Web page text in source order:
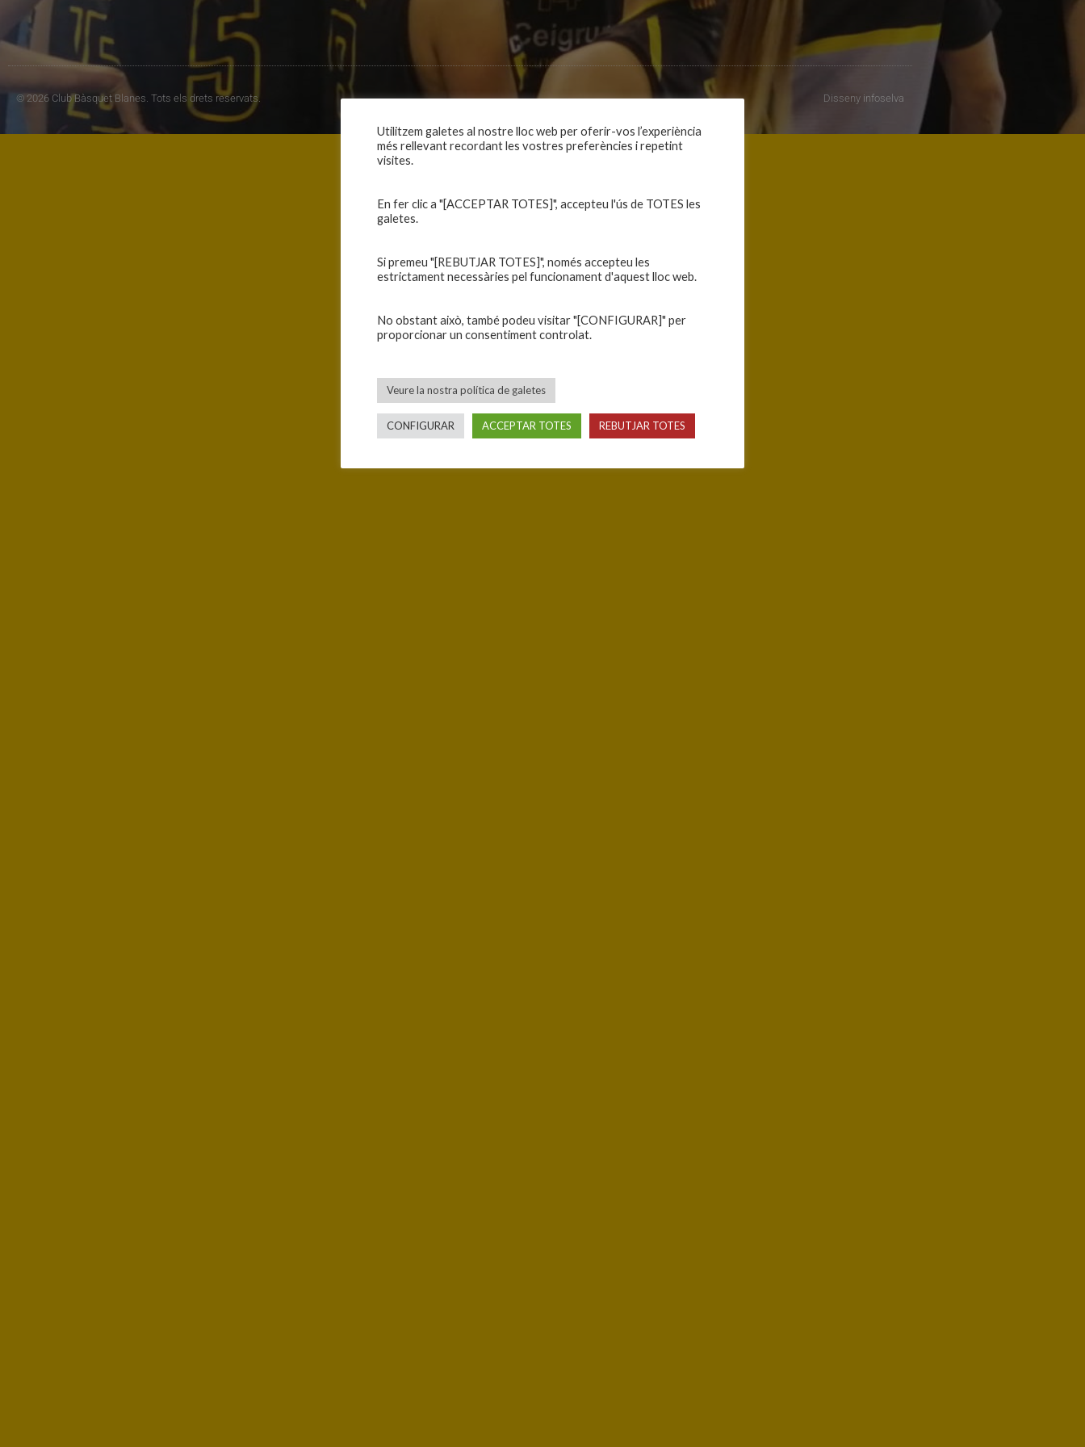
© 2026 Club Bàsquet Blanes. Tots els drets reservats. Disseny infoselva
Utilitzem galetes al nostre lloc web per oferir-vos l’experiència
més rellevant recordant les vostres preferències i repetint
visites.
En fer clic a "[ACCEPTAR TOTES]", accepteu l'ús de TOTES les
galetes.
Si premeu "[REBUTJAR TOTES]", només accepteu les
estrictament necessàries pel funcionament d'aquest lloc web.
No obstant això, també podeu visitar "[CONFIGURAR]" per
proporcionar un consentiment controlat.
Veure la nostra política de galetes
CONFIGURAR ACCEPTAR TOTES REBUTJAR TOTES